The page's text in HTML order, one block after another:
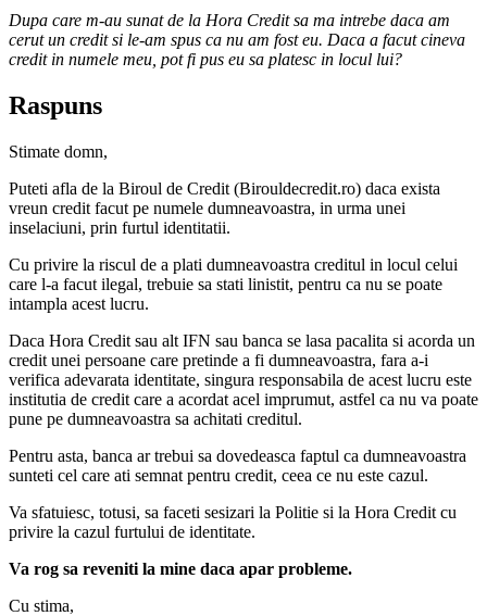
Dupa care m-au sunat de la Hora Credit sa ma intrebe daca am
cerut un credit si le-am spus ca nu am fost eu. Daca a facut cineva
credit in numele meu, pot fi pus eu sa platesc in locul lui?
Raspuns
Stimate domn,
Puteti afla de la Biroul de Credit (Birouldecredit.ro) daca exista
vreun credit facut pe numele dumneavoastra, in urma unei
inselaciuni, prin furtul identitatii.
Cu privire la riscul de a plati dumneavoastra creditul in locul celui
care l-a facut ilegal, trebuie sa stati linistit, pentru ca nu se poate
intampla acest lucru.
Daca Hora Credit sau alt IFN sau banca se lasa pacalita si acorda un
credit unei persoane care pretinde a fi dumneavoastra, fara a-i
verifica adevarata identitate, singura responsabila de acest lucru este
institutia de credit care a acordat acel imprumut, astfel ca nu va poate
pune pe dumneavoastra sa achitati creditul.
Pentru asta, banca ar trebui sa dovedeasca faptul ca dumneavoastra
sunteti cel care ati semnat pentru credit, ceea ce nu este cazul.
Va sfatuiesc, totusi, sa faceti sesizari la Politie si la Hora Credit cu
privire la cazul furtului de identitate.
Va rog sa reveniti la mine daca apar probleme.
Cu stima,